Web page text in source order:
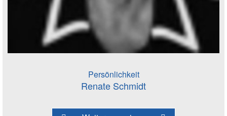
Persönlichkeit
Renate Schmidt